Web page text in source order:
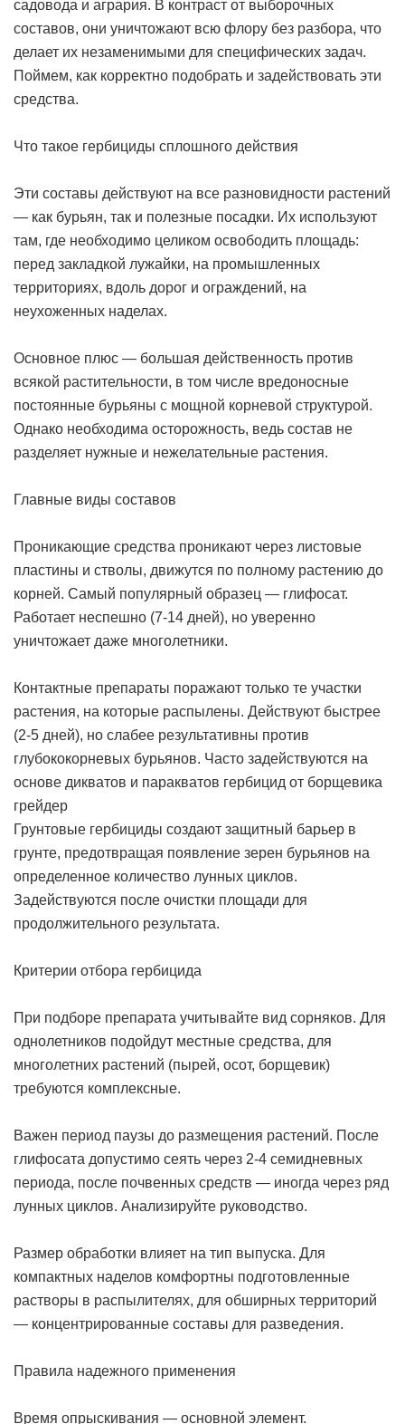
садовода и агрария. В контраст от выборочных
составов, они уничтожают всю флору без разбора, что
делает их незаменимыми для специфических задач.
Поймем, как корректно подобрать и задействовать эти
средства.
Что такое гербициды сплошного действия
Эти составы действуют на все разновидности растений
— как бурьян, так и полезные посадки. Их используют
там, где необходимо целиком освободить площадь:
перед закладкой лужайки, на промышленных
территориях, вдоль дорог и ограждений, на
неухоженных наделах.
Основное плюс — большая действенность против
всякой растительности, в том числе вредоносные
постоянные бурьяны с мощной корневой структурой.
Однако необходима осторожность, ведь состав не
разделяет нужные и нежелательные растения.
Главные виды составов
Проникающие средства проникают через листовые
пластины и стволы, движутся по полному растению до
корней. Самый популярный образец — глифосат.
Работает неспешно (7-14 дней), но уверенно
уничтожает даже многолетники.
Контактные препараты поражают только те участки
растения, на которые распылены. Действуют быстрее
(2-5 дней), но слабее результативны против
глубококорневых бурьянов. Часто задействуются на
основе дикватов и паракватов гербицид от борщевика
грейдер
Грунтовые гербициды создают защитный барьер в
грунте, предотвращая появление зерен бурьянов на
определенное количество лунных циклов.
Задействуются после очистки площади для
продолжительного результата.
Критерии отбора гербицида
При подборе препарата учитывайте вид сорняков. Для
однолетников подойдут местные средства, для
многолетних растений (пырей, осот, борщевик)
требуются комплексные.
Важен период паузы до размещения растений. После
глифосата допустимо сеять через 2-4 семидневных
периода, после почвенных средств — иногда через ряд
лунных циклов. Анализируйте руководство.
Размер обработки влияет на тип выпуска. Для
компактных наделов комфортны подготовленные
растворы в распылителях, для обширных территорий
— концентрированные составы для разведения.
Правила надежного применения
Время опрыскивания — основной элемент.